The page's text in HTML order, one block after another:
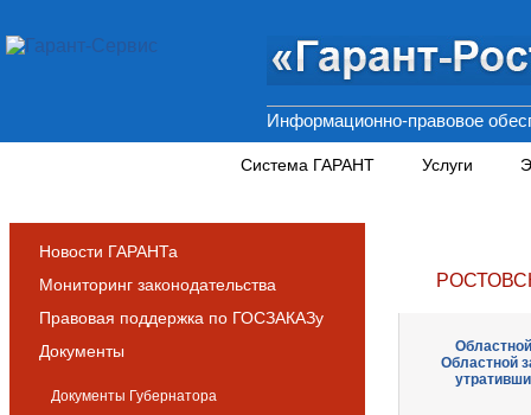
Информационно-правовое
Система ГАРАНТ Услуги
Новости ГАРАНТа
Мониторинг законодательства
Правовая поддержка по ГОСЗАКАЗу
Документы
Документы Губернатора
Областной